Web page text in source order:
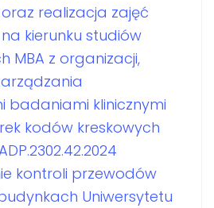
realizacja zajęć
kierunku studiów
MBA z organizacji,
badaniami klinicznymi
kodów kreskowych
kontroli przewodów
Uniwersytetu